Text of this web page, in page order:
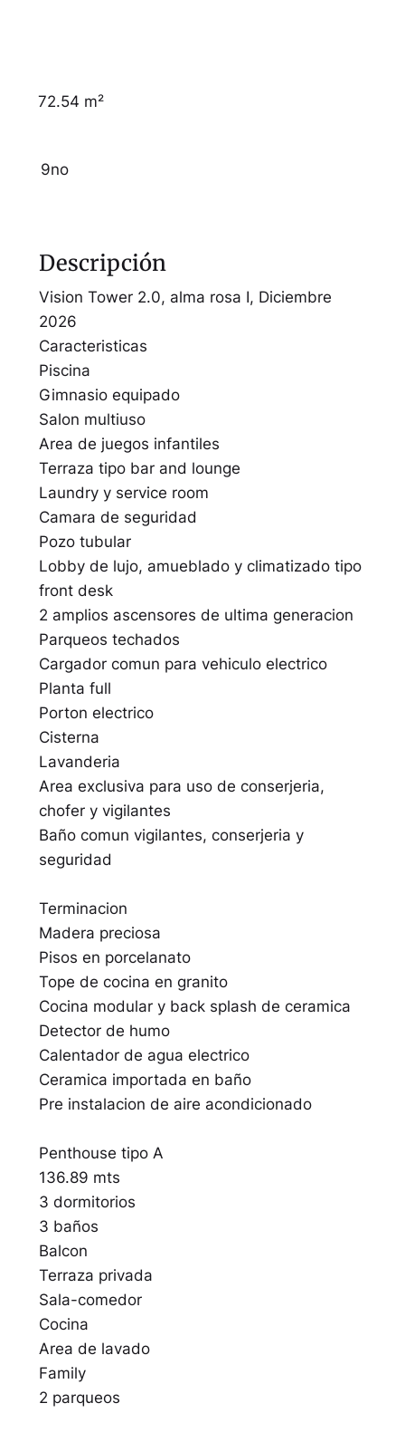
72.54 m²
9no
Descripción
Vision Tower 2.0, alma rosa I, Diciembre
2026
Caracteristicas
Piscina
Gimnasio equipado
Salon multiuso
Area de juegos infantiles
Terraza tipo bar and lounge
Laundry y service room
Camara de seguridad
Pozo tubular
Lobby de lujo, amueblado y climatizado tipo
front desk
2 amplios ascensores de ultima generacion
Parqueos techados
Cargador comun para vehiculo electrico
Planta full
Porton electrico
Cisterna
Lavanderia
Area exclusiva para uso de conserjeria,
chofer y vigilantes
Baño comun vigilantes, conserjeria y
seguridad
Terminacion
Madera preciosa
Pisos en porcelanato
Tope de cocina en granito
Cocina modular y back splash de ceramica
Detector de humo
Calentador de agua electrico
Ceramica importada en baño
Pre instalacion de aire acondicionado
Penthouse tipo A
136.89 mts
3 dormitorios
3 baños
Balcon
Terraza privada
Sala-comedor
Cocina
Area de lavado
Family
2 parqueos